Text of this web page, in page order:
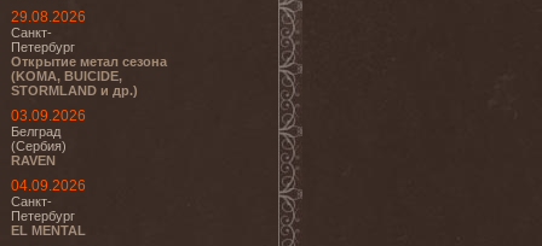
29.08.2026
Санкт-
Петербург
Открытие метал сезона
(KOMA, BUICIDE,
STORMLAND и др.)
03.09.2026
Белград
(Сербия)
RAVEN
04.09.2026
Санкт-
Петербург
EL MENTAL